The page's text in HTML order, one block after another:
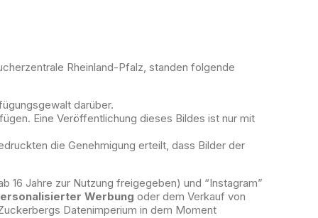
Rheinland-Pfalz, standen folgende
darüber.
Eine Veröffentlichung dieses Bildes ist nur mit
die Genehmigung erteilt, dass Bilder der
16 Jahre zur Nutzung freigegeben) und “Instagram”
Werbung oder dem Verkauf von
Datenimperium in dem Moment